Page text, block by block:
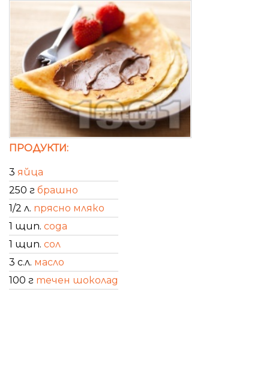
ПРОДУКТИ:
3 яйца
250 г брашно
1/2 л. прясно мляко
1 щип. сода
1 щип. сол
3 с.л. масло
100 г течен шоколад